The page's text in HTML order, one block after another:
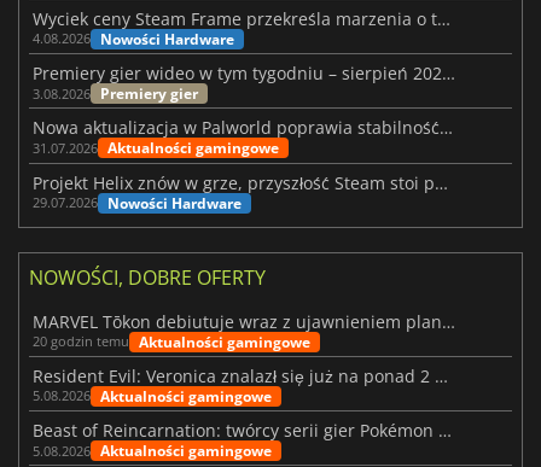
Wyciek ceny Steam Frame przekreśla marzenia o tanim zestawie VR
4.08.2026 Nowości Hardware
Premiery gier wideo w tym tygodniu – sierpień 2026 r. (32. tydzień)
3.08.2026 Premiery gier
Nowa aktualizacja w Palworld poprawia stabilność Sunreach i walk z bossami
31.07.2026 Aktualności gamingowe
Projekt Helix znów w grze, przyszłość Steam stoi pod znakiem zapytania
29.07.2026 Nowości Hardware
NOWOŚCI, DOBRE OFERTY
MARVEL Tōkon debiutuje wraz z ujawnieniem planu rozwoju na pierwszy rok
20 godzin temu Aktualności gamingowe
Resident Evil: Veronica znalazł się już na ponad 2 milionach list życzeń
5.08.2026 Aktualności gamingowe
Beast of Reincarnation: twórcy serii gier Pokémon wkraczają na nową ścieżkę
5.08.2026 Aktualności gamingowe